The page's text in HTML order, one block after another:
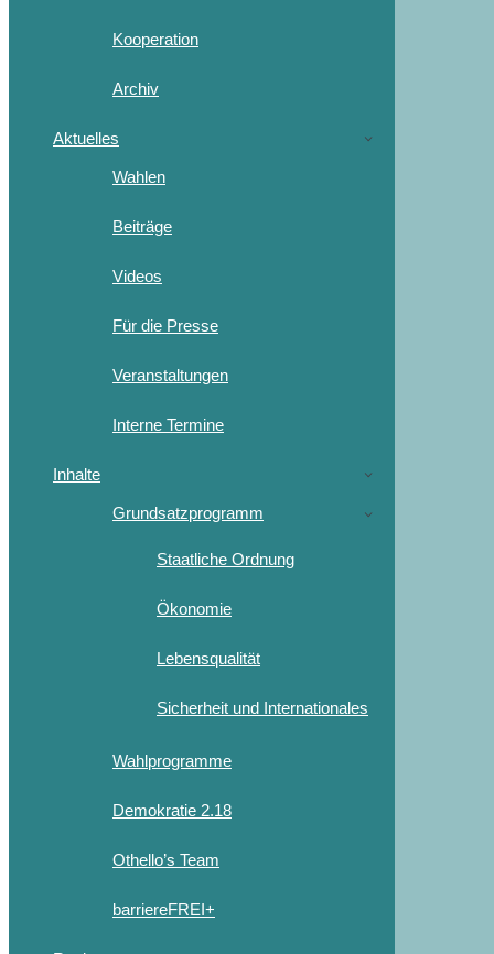
Kooperation
Archiv
Aktuelles
Wahlen
Beiträge
Videos
Für die Presse
Veranstaltungen
Interne Termine
Inhalte
Grundsatzprogramm
Staatliche Ordnung
Ökonomie
Lebensqualität
Sicherheit und Internationales
Wahlprogramme
Demokratie 2.18
Othello’s Team
barriereFREI+